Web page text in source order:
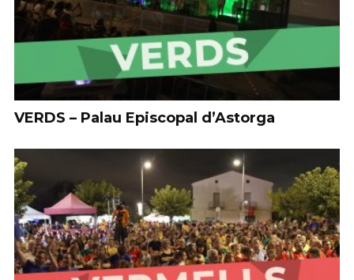
VERDS – Palau Episcopal d’Astorga